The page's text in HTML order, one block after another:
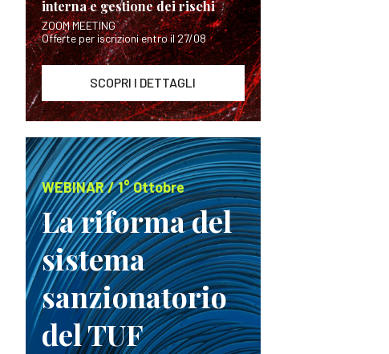
interna e gestione dei rischi
ZOOM MEETING
Offerte per iscrizioni entro il 27/08
SCOPRI I DETTAGLI
WEBINAR / 1° Ottobre
La riforma del
sistema
sanzionatorio
del TUF